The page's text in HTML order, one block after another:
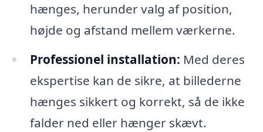
hænges, herunder valg af position,
højde og afstand mellem værkerne.
Professionel installation: Med deres
ekspertise kan de sikre, at billederne
hænges sikkert og korrekt, så de ikke
falder ned eller hænger skævt.